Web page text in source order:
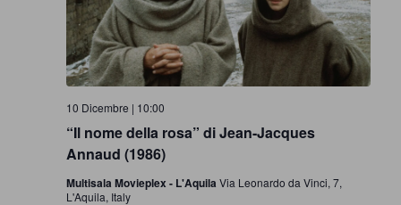
“Il nome della rosa” di Jean-Jacques
Annaud (1986)
10 Dicembre | 10:00
Multisala Movieplex - L'Aquila Via Leonardo da Vinci, 7,
L'Aquila, Italy